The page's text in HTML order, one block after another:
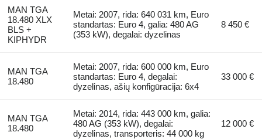
MAN TGA
18.480 XLX
BLS +
KIPHYDR
Metai: 2007, rida: 640 031 km, Euro
standartas: Euro 4, galia: 480 AG
(353 kW), degalai: dyzelinas
8 450 €
MAN TGA
18.480
Metai: 2007, rida: 600 000 km, Euro
standartas: Euro 4, degalai:
dyzelinas, ašių konfigūracija: 6x4
33 000 €
MAN TGA
18.480
Metai: 2014, rida: 443 000 km, galia:
480 AG (353 kW), degalai:
dyzelinas, transporteris: 44 000 kg
12 000 €